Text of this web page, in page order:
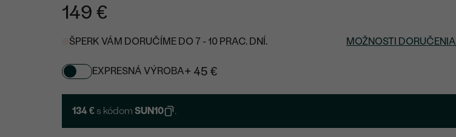
149 €
ŠPERK VÁM DORUČÍME DO 7 - 10 PRAC. DNÍ. MOŽNOSTI DORUČENIA
EXPRESNÁ VÝROBA+ 45 €
134 € s kódomSUN10 .